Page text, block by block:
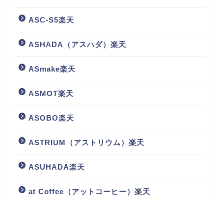
ASC-S5楽天
ASHADA（アスハダ）楽天
ASmake楽天
ASMOT楽天
ASOBO楽天
ASTRIUM（アストリウム）楽天
ASUHADA楽天
at Coffee（アットコーヒー）楽天